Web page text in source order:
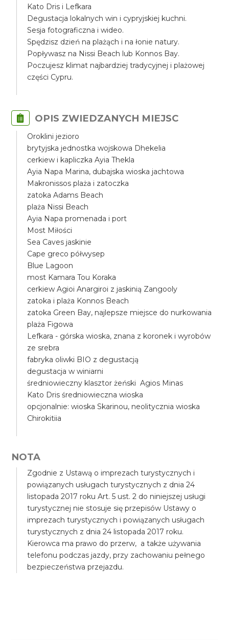
Kato Dris i Lefkara
Degustacja lokalnych win i cypryjskiej kuchni.
Sesja fotograficzna i wideo.
Spędzisz dzień na plażąch i na łonie natury.
Popływasz na Nissi Beach lub Konnos Bay.
Poczujesz klimat najbardziej tradycyjnej i plażowej
części Cypru.
OPIS ZWIEDZANYCH MIEJSC
Oroklini jezioro
brytyjska jednostka wojskowa Dhekelia
cerkiew i kapliczka Ayia Thekla
Ayia Napa Marina, dubajska wioska jachtowa
Makronissos plaża i zatoczka
zatoka Adams Beach
plaża Nissi Beach
Ayia Napa promenada i port
Most Miłości
Sea Caves jaskinie
Cape greco półwysep
Blue Lagoon
most Kamara Tou Koraka
cerkiew Agioi Anargiroi z jaskinią Zangooly
zatoka i plaża Konnos Beach
zatoka Green Bay, najlepsze miejsce do nurkowania
plaża Figowa
Lefkara - górska wioska, znana z koronek i wyrobów
ze srebra
fabryka oliwki BIO z degustacją
degustacja w winiarni
średniowieczny klasztor żeński Agios Minas
Kato Dris średniowieczna wioska
opcjonalnie: wioska Skarinou, neolitycznia wioska
Chirokitiia
NOTA
Zgodnie z Ustawą o imprezach turystycznych i
powiązanych usługach turystycznych z dnia 24
listopada 2017 roku Art. 5 ust. 2 do niniejszej usługi
turystycznej nie stosuje się przepisów Ustawy o
imprezach turystycznych i powiązanych usługach
turystycznych z dnia 24 listopada 2017 roku.
Kierowca ma prawo do przerw, a także używania
telefonu podczas jazdy, przy zachowaniu pełnego
bezpieczeństwa przejazdu.